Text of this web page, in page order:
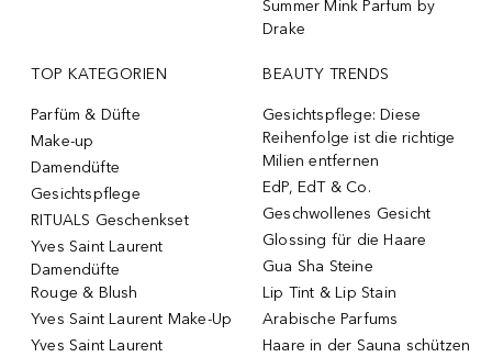
Summer Mink Parfum by
Drake
TOP KATEGORIEN
Parfüm & Düfte
Make-up
Damendüfte
Gesichtspflege
RITUALS Geschenkset
Yves Saint Laurent
Damendüfte
Rouge & Blush
Yves Saint Laurent Make-Up
Yves Saint Laurent
BEAUTY TRENDS
Gesichtspflege: Diese
Reihenfolge ist die richtige
Milien entfernen
EdP, EdT & Co.
Geschwollenes Gesicht
Glossing für die Haare
Gua Sha Steine
Lip Tint & Lip Stain
Arabische Parfums
Haare in der Sauna schützen